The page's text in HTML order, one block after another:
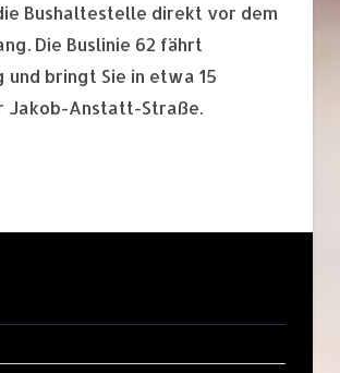
Bushaltestelle direkt vor dem
Die Buslinie 62 fährt
und bringt Sie in etwa 15
Jakob-Anstatt-Straße.